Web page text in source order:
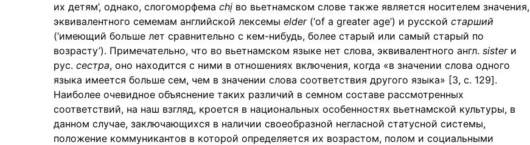
их детям’, однако, слогоморфема chị во вьетнамском слове также является носителем значения,
эквивалентного семемам английской лексемы elder(‘of a greater age’) и русской старший
(‘имеющий больше лет сравнительно с кем-нибудь, более старый или самый старый по
возрасту’). Примечательно, что во вьетнамском языке нет слова, эквивалентного англ. sisterи
рус. сестра, оно находится с ними в отношениях включения, когда «в значении слова одного
языка имеется больше сем, чем в значении слова соответствия другого языка» [3, c. 129].
Наиболее очевидное объяснение таких различий в семном составе рассмотренных
соответствий, на наш взгляд, кроется в национальных особенностях вьетнамской культуры, в
данном случае, заключающихся в наличии своеобразной негласной статусной системы,
положение коммуникантов в которой определяется их возрастом, полом и социальными